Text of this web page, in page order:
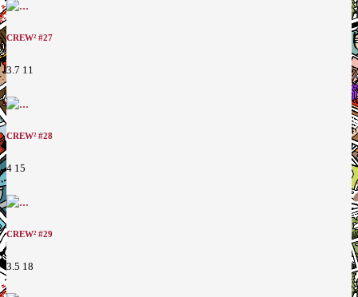
CREW² #27
3.7 11
CREW² #28
4 15
CREW² #29
3.5 18